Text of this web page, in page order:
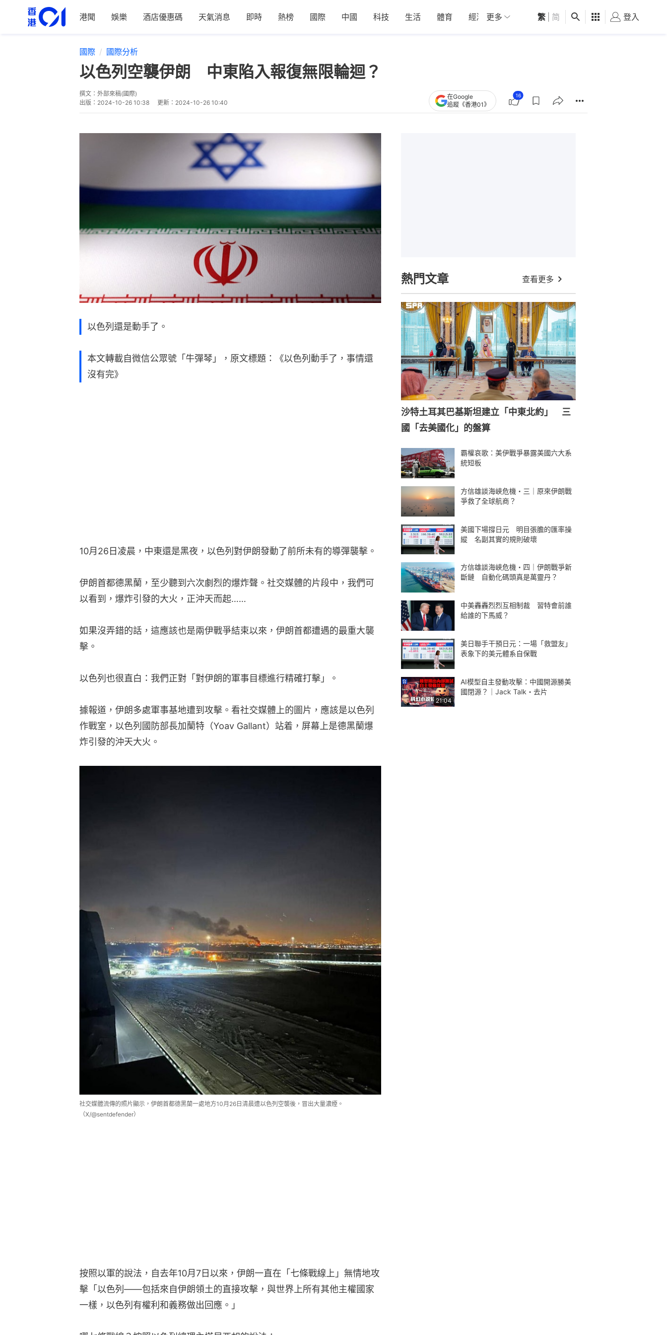
港聞 娛樂 酒店優惠碼 天氣消息 即時 熱榜 國際 中國 科技 生活 體育 經濟 01深圳 觀點 健康 好食玩飛
更多 繁 简 登入
國際 國際分析
以色列空襲伊朗 中東陷入報復無限輪迴？
撰文： 外部來稿(國際)
出版： 2024-10-26 10:38 更新： 2024-10-26 10:40
在Google
追蹤《香港01》
16
以色列還是動手了。
本文轉載自微信公眾號「牛彈琴」，原文標題：《以色列動手了，事情還
沒有完》
10月26日凌晨，中東還是黑夜，以色列對伊朗發動了前所未有的導彈襲擊。
伊朗首都德黑蘭，至少聽到六次劇烈的爆炸聲。社交媒體的片段中，我們可
以看到，爆炸引發的大火，正沖天而起……
如果沒弄錯的話，這應該也是兩伊戰爭結束以來，伊朗首都遭遇的最重大襲
擊。
以色列也很直白：我們正對「對伊朗的軍事目標進行精確打擊」。
據報道，伊朗多處軍事基地遭到攻擊。看社交媒體上的圖片，應該是以色列
作戰室，以色列國防部長加蘭特（Yoav Gallant）站着，屏幕上是德黑蘭爆
炸引發的沖天大火。
社交媒體流傳的照片顯示，伊朗首都德黑蘭一處地方10月26日清晨遭以色列空襲後，冒出大量濃煙。
（X/@sentdefender）
三戰，黎巴嫩（真主黨）；
四戰，也門（胡塞武裝）；
五戰，敘利亞；
熱門文章 查看更多
沙特土耳其巴基斯坦建立「中東北約」 三
國「去美國化」的盤算
霸權哀歌：美伊戰爭暴露美國六大系
統短板
方信雄談海峽危機・三｜原來伊朗戰
爭救了全球航商？
美國下場撐日元 明目張膽的匯率操
縱 名副其實的規則破壞
方信雄談海峽危機・四｜伊朗戰爭新
斷鏈 自動化碼頭真是萬靈丹？
中美轟轟烈烈互相制裁 習特會前誰
給誰的下馬威？
美日聯手干預日元：一場「救盟友」
表象下的美元體系自保戰
21:04
AI模型自主發動攻擊：中國開源勝美
國閉源？｜Jack Talk・去片